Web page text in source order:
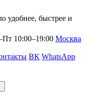
удобнее, быстрее и
10:00–19:00 Москва
ВК WhatsApp